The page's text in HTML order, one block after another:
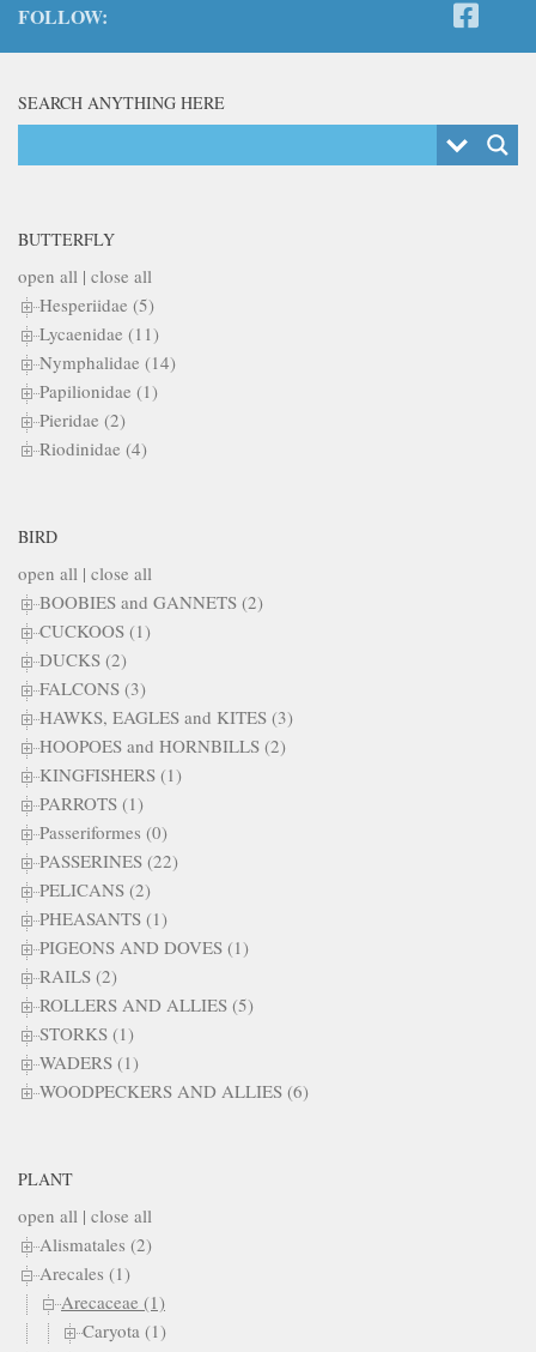
FOLLOW:
SEARCH ANYTHING HERE
BUTTERFLY
open all | close all
Hesperiidae (5)
Lycaenidae (11)
Nymphalidae (14)
Papilionidae (1)
Pieridae (2)
Riodinidae (4)
BIRD
open all | close all
BOOBIES and GANNETS (2)
CUCKOOS (1)
DUCKS (2)
FALCONS (3)
HAWKS, EAGLES and KITES (3)
HOOPOES and HORNBILLS (2)
KINGFISHERS (1)
PARROTS (1)
Passeriformes (0)
PASSERINES (22)
PELICANS (2)
PHEASANTS (1)
PIGEONS AND DOVES (1)
RAILS (2)
ROLLERS AND ALLIES (5)
STORKS (1)
WADERS (1)
WOODPECKERS AND ALLIES (6)
PLANT
open all | close all
Alismatales (2)
Arecales (1)
Arecaceae (1)
Caryota (1)